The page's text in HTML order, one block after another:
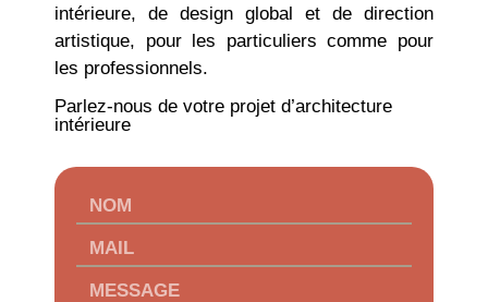
intérieure, de design global et de direction
artistique, pour les particuliers comme pour
les professionnels.
Parlez-nous de votre projet d’architecture
intérieure